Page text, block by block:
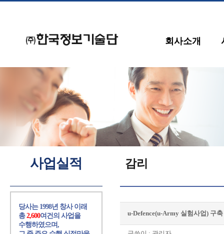
회사소개
감리
u-Defence(u-Army 실험사업) 구
사업실적
당사는 1998년 창사 이래
총2,600여건의 사업을
수행하였으며,